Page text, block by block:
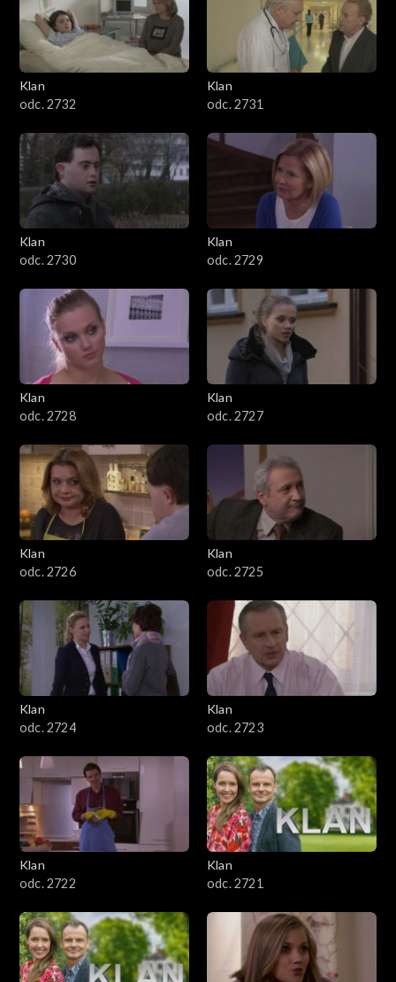
Klan
odc. 2732
Klan
odc. 2731
Klan
odc. 2730
Klan
odc. 2729
Klan
odc. 2728
Klan
odc. 2727
Klan
odc. 2726
Klan
odc. 2725
Klan
odc. 2724
Klan
odc. 2723
Klan
odc. 2722
Klan
odc. 2721